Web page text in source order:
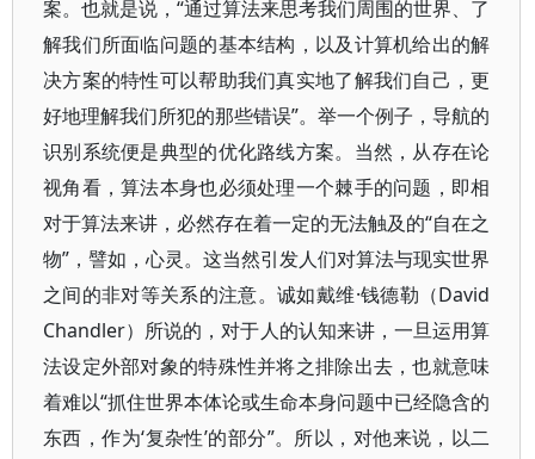
案。也就是说，“通过算法来思考我们周围的世界、了
解我们所面临问题的基本结构，以及计算机给出的解
决方案的特性可以帮助我们真实地了解我们自己，更
好地理解我们所犯的那些错误”。举一个例子，导航的
识别系统便是典型的优化路线方案。当然，从存在论
视角看，算法本身也必须处理一个棘手的问题，即相
对于算法来讲，必然存在着一定的无法触及的“自在之
物”，譬如，心灵。这当然引发人们对算法与现实世界
之间的非对等关系的注意。诚如戴维·钱德勒（David
Chandler）所说的，对于人的认知来讲，一旦运用算
法设定外部对象的特殊性并将之排除出去，也就意味
着难以“抓住世界本体论或生命本身问题中已经隐含的
东西，作为‘复杂性’的部分”。所以，对他来说，以二